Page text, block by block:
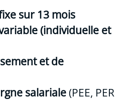
sur 13 mois
(individuelle et
et de
salariale(PEE, PER